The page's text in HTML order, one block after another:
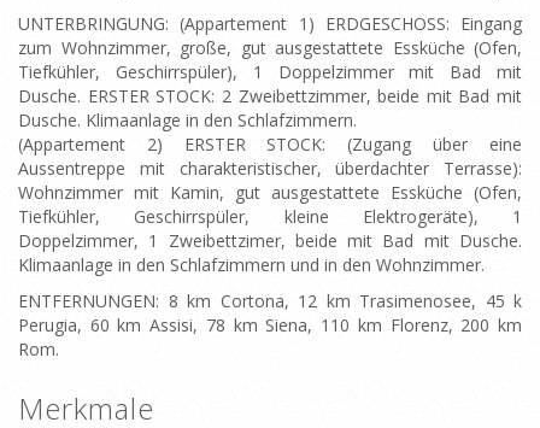
UNTERBRINGUNG: (Appartement 1) ERDGESCHOSS: Eingang
zum Wohnzimmer, große, gut ausgestattete Essküche (Ofen,
Tiefkühler, Geschirrspüler), 1 Doppelzimmer mit Bad mit
Dusche. ERSTER STOCK: 2 Zweibettzimmer, beide mit Bad mit
Dusche. Klimaanlage in den Schlafzimmern.
(Appartement 2) ERSTER STOCK: (Zugang über eine
Aussentreppe mit charakteristischer, überdachter Terrasse):
Wohnzimmer mit Kamin, gut ausgestattete Essküche (Ofen,
Tiefkühler, Geschirrspüler, kleine Elektrogeräte), 1
Doppelzimmer, 1 Zweibettzimer, beide mit Bad mit Dusche.
Klimaanlage in den Schlafzimmern und in den Wohnzimmer.
ENTFERNUNGEN: 8 km Cortona, 12 km Trasimenosee, 45 k
Perugia, 60 km Assisi, 78 km Siena, 110 km Florenz, 200 km
Rom.
Merkmale